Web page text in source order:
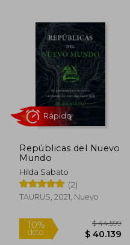
dcto. $ 52.379
Repúblicas del Nuevo
Mundo
Hilda Sabato
(2)
TAURUS, 2021, Nuevo